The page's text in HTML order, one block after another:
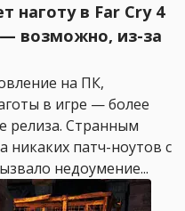
наготу в Far Cry 4
возможно, из-за
на ПК,
в игре — более
релиза. Странным
никаких патч-ноутов с
недоумение...